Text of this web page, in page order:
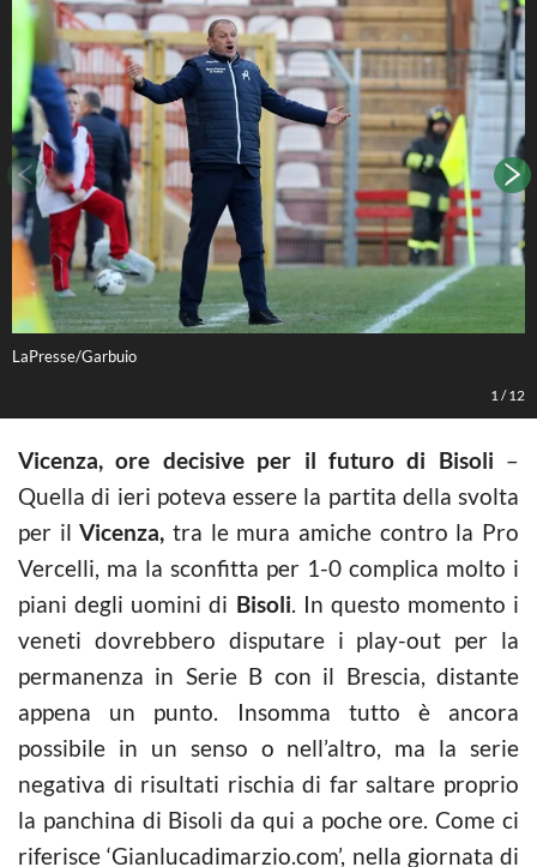
LaPresse/Garbuio
1 /12
Vicenza, ore decisive per il futuro di Bisoli –
Quella di ieri poteva essere la partita della svolta
per ilVicenza,tra le mura amiche contro la Pro
Vercelli, ma la sconfitta per 1-0 complica molto i
piani degli uomini di Bisoli. In questo momento i
veneti dovrebbero disputare i play-out per la
permanenza in Serie B con il Brescia, distante
appena un punto. Insomma tutto è ancora
possibile in un senso o nell’altro, ma la serie
negativa di risultati rischia di far saltare proprio
la panchina di Bisoli da qui a poche ore. Come ci
riferisce ‘Gianlucadimarzio.com’, nella giornata di